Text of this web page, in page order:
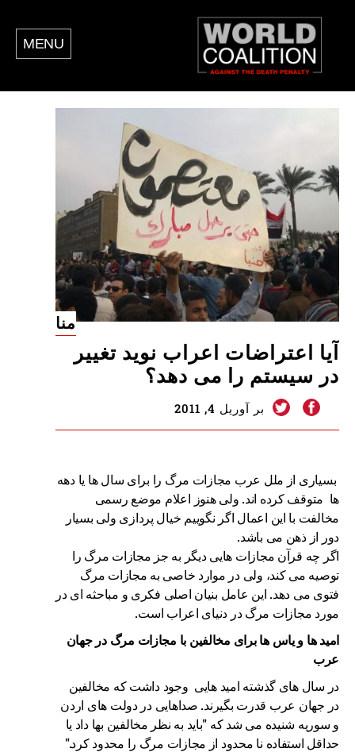
MENU
آیا اعتراضات اعراب نوید تغییر
در سیستم را می دهد؟
منا
بر آوریل 4, 2011
بسیاری از ملل عرب مجازات مرگ را برای سال ها یا دهه
ها متوقف کرده اند. ولی هنوز اعلام موضع رسمی
مخالفت با این اعمال اگر نگوییم خیال پردازی ولی بسیار
دور از ذهن می باشد.
اگر چه قرآن مجازات هایی دیگر به جز مجازات مرگ را
توصیه می کند، ولی در موارد خاصی به مجازات مرگ
فتوی می دهد. این عامل بنیان اصلی فکری و مباحثه ای در
مورد مجازات مرگ در دنیای اعراب است.
امید ها و یاس ها برای مخالفین با مجازات مرگ در جهان
عرب
در سال های گذشته امید هایی وجود داشت که مخالفین
در جهان عرب قدرت بگیرند. صداهایی در دولت های اردن
و سوریه شنیده می شد که "باید به نظر مخالفین بها داد یا
حداقل استفاده نا محدود از مجازات مرگ را محدود کرد."